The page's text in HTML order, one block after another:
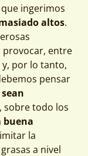
ingerimos
altos.
provocar, entre
por lo tanto,
pensar
, sobre todo los
buena
la
a nivel